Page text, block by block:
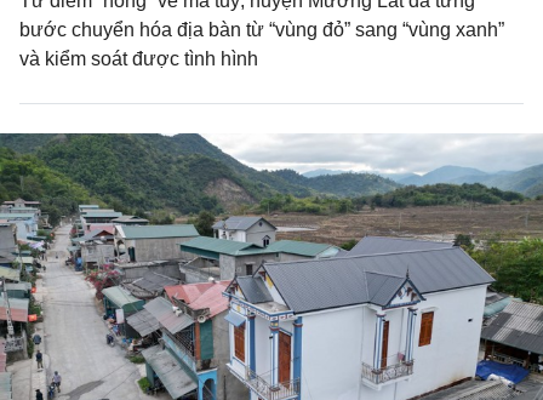
bước chuyển hóa địa bàn từ “vùng đỏ” sang “vùng xanh”
và kiểm soát được tình hình